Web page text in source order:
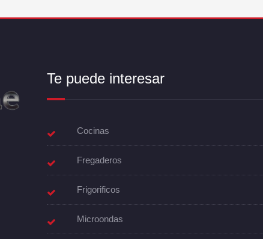
Te puede interesar
Cocinas
Fregaderos
Frigorificos
Microondas